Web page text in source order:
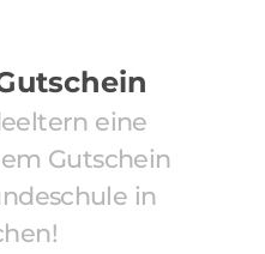
eine
Gutschein
in